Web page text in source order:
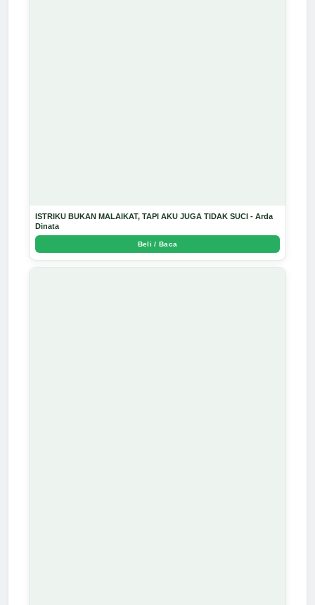
ISTRIKU BUKAN MALAIKAT, TAPI AKU JUGA TIDAK SUCI - Arda
Dinata
Beli / Baca